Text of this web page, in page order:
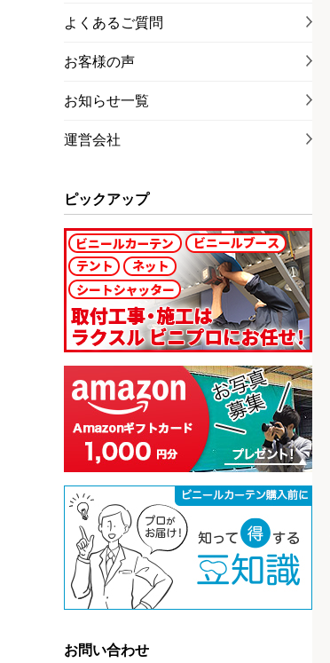
よくあるご質問
お客様の声
お知らせ一覧
運営会社
ピックアップ
お問い合わせ